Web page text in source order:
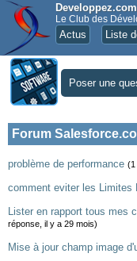
Developpez.com
Le Club des
Actus Liste
Poser une
Forum
problème de performance (1
comment eviter les Limites
Lister en rapport tous mes
réponse, il y a 29 mois)
Mise à jour champ image